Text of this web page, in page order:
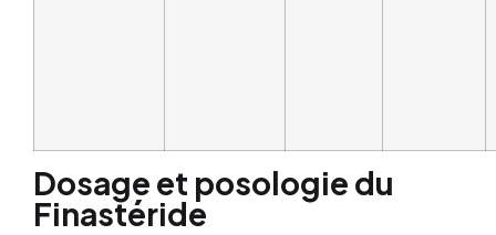
Dosage et posologie du
Finastéride